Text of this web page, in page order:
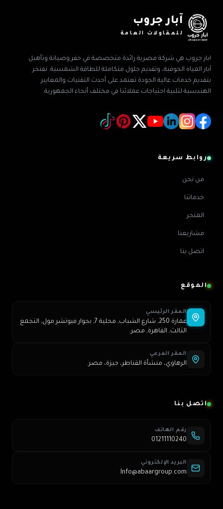
آبار جروب
للمقاولات العامة
ابار جروب هي شركة مصرية رائدة متخصصة في حفر وصيانة وتأهيل
آبار المياه الجوفية، وتقديم حلول متكاملة للطاقة الشمسية. نفتخر
بتقديم خدمات عالية الجودة تعتمد على أحدث التقنيات والمعايير
الهندسية لتلبية احتياجات عملائنا في مختلف أنحاء الجمهورية.
روابط سريعة
من نحن
خدماتنا
المتجر
مشاريعنا
اتصل بنا
الموقع
المقر الرئيسي
عمارة 250, شارع الشباب, محلية 7, بجوار فيوتشر مول, التجمع
الثالث, القاهرة, مصر.
المقر الفرعي
الرهاوي، منشأة القناطر، جيزة، مصر.
اتصل بنا
رقم الهاتف
01211110240
البريد الإلكتروني
Info@abaargroup.com